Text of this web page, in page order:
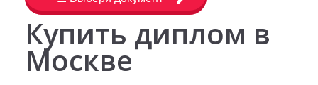
Купить диплом в
Москве